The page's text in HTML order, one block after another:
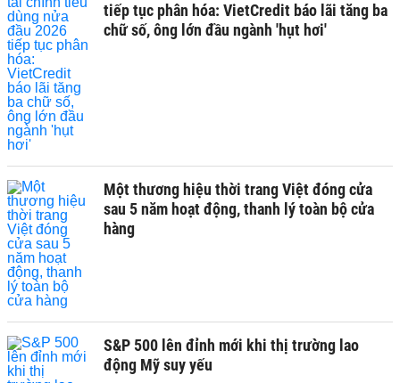
tiếp tục phân hóa: VietCredit báo lãi tăng ba
chữ số, ông lớn đầu ngành 'hụt hơi'
Một thương hiệu thời trang Việt đóng cửa
sau 5 năm hoạt động, thanh lý toàn bộ cửa
hàng
S&P 500 lên đỉnh mới khi thị trường lao
động Mỹ suy yếu